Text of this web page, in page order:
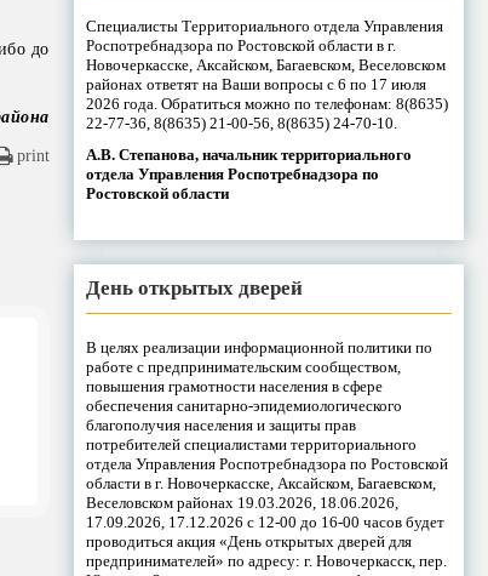
до
print
Специалисты Территориального отдела Управления
Роспотребнадзора по Ростовской области в г.
Новочеркасске, Аксайском, Багаевском, Веселовском
районах ответят на Ваши вопросы с 6 по 17 июля
2026 года. Обратиться можно по телефонам: 8(8635)
22-77-36, 8(8635) 21-00-56, 8(8635) 24-70-10.
А.В. Степанова, начальник территориального
отдела Управления Роспотребнадзора по
Ростовской области
День открытых дверей
В целях реализации информационной политики по
работе с предпринимательским сообществом,
повышения грамотности населения в сфере
обеспечения санитарно-эпидемиологического
благополучия населения и защиты прав
потребителей специалистами территориального
отдела Управления Роспотребнадзора по Ростовской
области в г. Новочеркасске, Аксайском, Багаевском,
Веселовском районах 19.03.2026, 18.06.2026,
17.09.2026, 17.12.2026 с 12-00 до 16-00 часов будет
проводиться акция «День открытых дверей для
предпринимателей» по адресу: г. Новочеркасск, пер.